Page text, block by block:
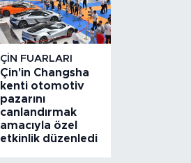
ÇIN FUARLARI
Çin'in Changsha
kenti otomotiv
pazarını
canlandırmak
amacıyla özel
etkinlik düzenledi